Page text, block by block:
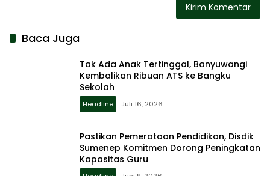
Baca Juga
Tak Ada Anak Tertinggal, Banyuwangi
Kembalikan Ribuan ATS ke Bangku
Sekolah
Headline Juli 16, 2026
Pastikan Pemerataan Pendidikan, Disdik
Sumenep Komitmen Dorong Peningkatan
Kapasitas Guru